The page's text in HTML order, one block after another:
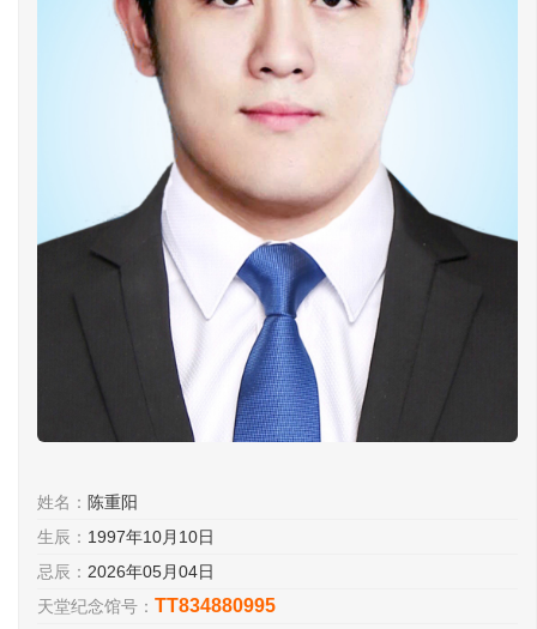
姓名： 陈重阳
生辰： 1997年10月10日
忌辰： 2026年05月04日
天堂纪念馆号： TT834880995